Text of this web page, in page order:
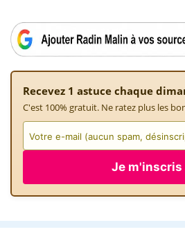
Recevez 1 astuce chaque
C'est 100% gratuit. Ne ratez plus les
Je m'inscris